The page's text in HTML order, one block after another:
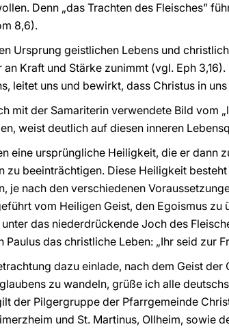
Denn „das Trachten des Fleisches”
8,6).
Ursprung geistlichen Lebens und
Kraft und Stärke zunimmt (vgl. Eph
leitet uns und bewirkt, dass Christus in
mit der Samariterin verwendete Bild vom
weist deutlich auf diesen inneren
eine ursprüngliche Heiligkeit, die er dann
zu beeinträchtigen. Diese Heiligkeit
je nach den verschiedenen
vom Heiligen Geist, den Egoismus
das niederdrückende Joch des
das christliche Leben: „Ihr seid zur
dazu einlade, nach dem Geist
zu wandeln, grüße ich alle
der Pilgergruppe der Pfarrgemeinde
und St. Martinus, Ollheim, sowie